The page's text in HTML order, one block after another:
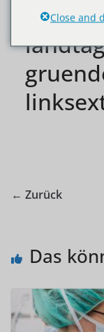
← Zurück
Das
Close and